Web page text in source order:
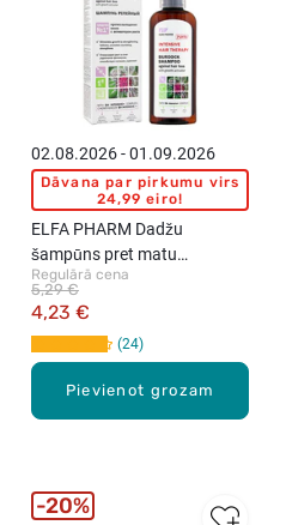
Pievienot grozam
02.08.2026 - 01.09.2026
Dāvana par pirkumu virs
24,99 eiro!
ELFA PHARM Dadžu
šampūns pret matu
izkrišanu, 200ml
Regulārā cena
4,23 €
5,29 €
24
20%